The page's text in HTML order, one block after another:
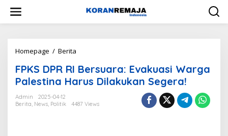
content
Homepage / Berita
RI
Bersuara:
Evakuasi
Palestina
FPKS DPR RI Bersuara: Evakuasi Warga
Palestina Harus Dilakukan Segera!
Admin
2025-04-12
Berita, News, Politik 4487 Views